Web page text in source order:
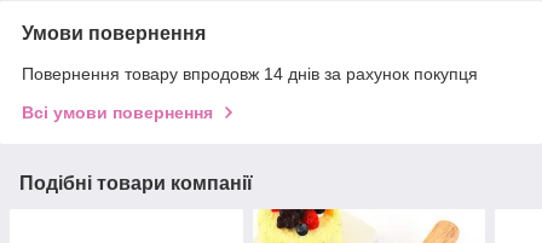
Умови повернення
Повернення товару впродовж 14 днів за рахунок покупця
Всі умови повернення
Подібні товари компанії